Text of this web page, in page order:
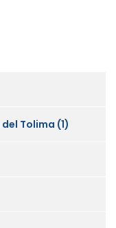
Tolima (1)